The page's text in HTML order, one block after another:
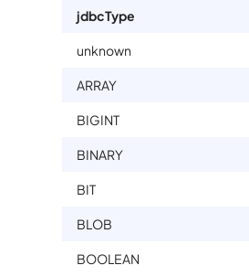
jdbcType
unknown
ARRAY
BIGINT
BINARY
BIT
BLOB
BOOLEAN